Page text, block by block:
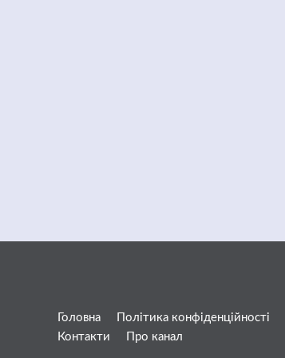
Головна Політика конфіденційності
Контакти
Про канал